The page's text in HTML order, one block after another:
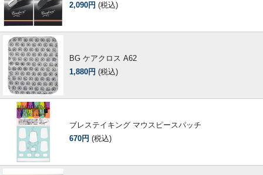
2,090円 (税込)
BG ケアクロス A62
1,880円 (税込)
ブレステイキング マウスピースパッチ
670円 (税込)